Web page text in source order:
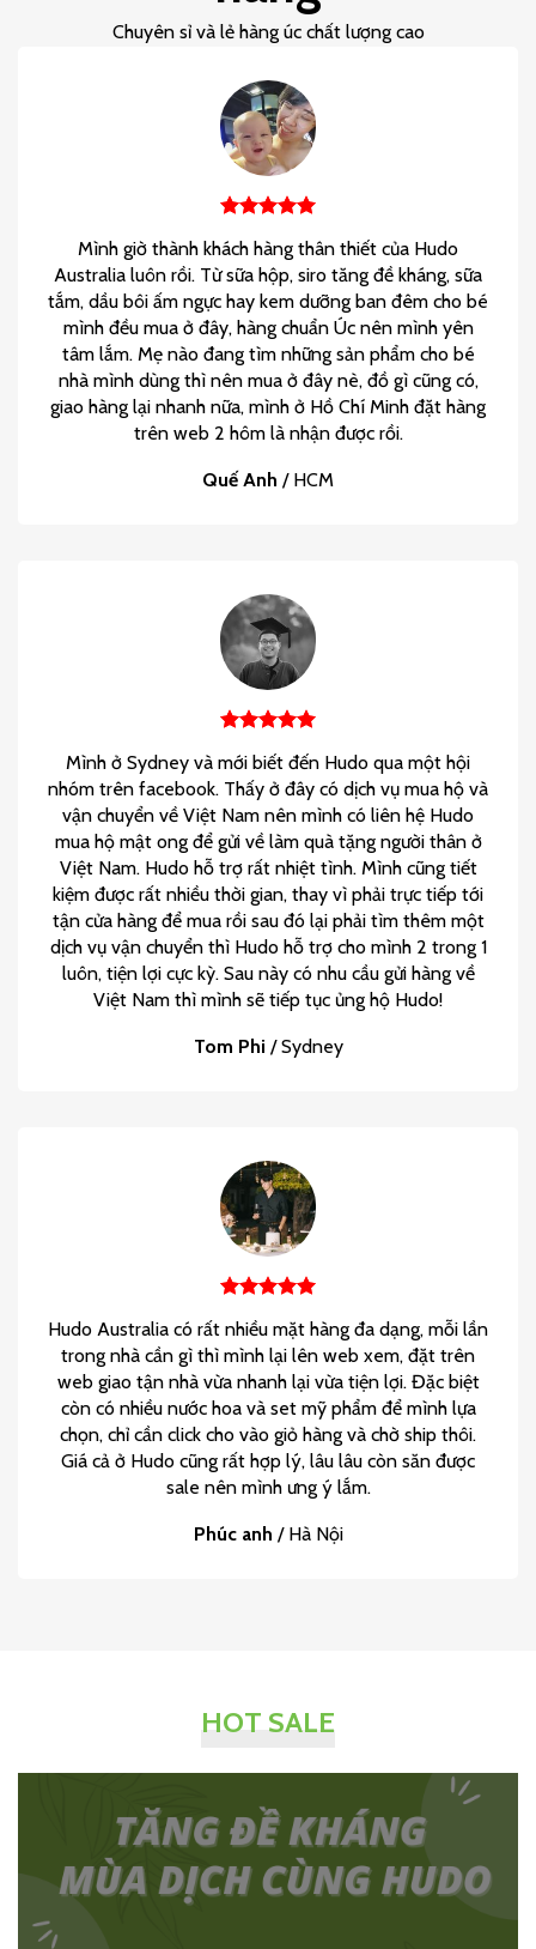
Chuyên sỉ và lẻ hàng úc chất lượng cao
Mình giờ thành khách hàng thân thiết của Hudo
Australia luôn rồi. Từ sữa hộp, siro tăng đề kháng, sữa
tắm, dầu bôi ấm ngực hay kem dưỡng ban đêm cho bé
mình đều mua ở đây, hàng chuẩn Úc nên mình yên
tâm lắm. Mẹ nào đang tìm những sản phẩm cho bé
nhà mình dùng thì nên mua ở đây nè, đồ gì cũng có,
giao hàng lại nhanh nữa, mình ở Hồ Chí Minh đặt hàng
trên web 2 hôm là nhận được rồi.
Quế Anh / HCM
Mình ở Sydney và mới biết đến Hudo qua một hội
nhóm trên facebook. Thấy ở đây có dịch vụ mua hộ và
vận chuyển về Việt Nam nên mình có liên hệ Hudo
mua hộ mật ong để gửi về làm quà tặng người thân ở
Việt Nam. Hudo hỗ trợ rất nhiệt tình. Mình cũng tiết
kiệm được rất nhiều thời gian, thay vì phải trực tiếp tới
tận cửa hàng để mua rồi sau đó lại phải tìm thêm một
dịch vụ vận chuyển thì Hudo hỗ trợ cho mình 2 trong 1
luôn, tiện lợi cực kỳ. Sau này có nhu cầu gửi hàng về
Việt Nam thì mình sẽ tiếp tục ủng hộ Hudo!
Tom Phi /Sydney
Hudo Australia có rất nhiều mặt hàng đa dạng, mỗi lần
trong nhà cần gì thì mình lại lên web xem, đặt trên
web giao tận nhà vừa nhanh lại vừa tiện lợi. Đặc biệt
còn có nhiều nước hoa và set mỹ phẩm để mình lựa
chọn, chỉ cần click cho vào giỏ hàng và chờ ship thôi.
Giá cả ở Hudo cũng rất hợp lý, lâu lâu còn săn được
sale nên mình ưng ý lắm.
Phúc anh / Hà Nội
HOT SALE